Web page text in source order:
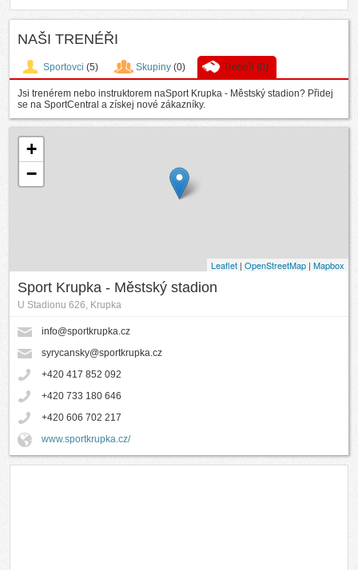
NAŠI TRENÉŘI
Sportovci (5) Skupiny (0) Trenéři (0)
Jsi trenérem nebo instruktorem naSport Krupka - Městský stadion? Přidej
se na SportCentral a získej nové zákazníky.
+
−
Leaflet | OpenStreetMap | Mapbox
Sport Krupka - Městský stadion
U Stadionu 626, Krupka
info@sportkrupka.cz
syrycansky@sportkrupka.cz
+420 417 852 092
+420 733 180 646
+420 606 702 217
www.sportkrupka.cz/